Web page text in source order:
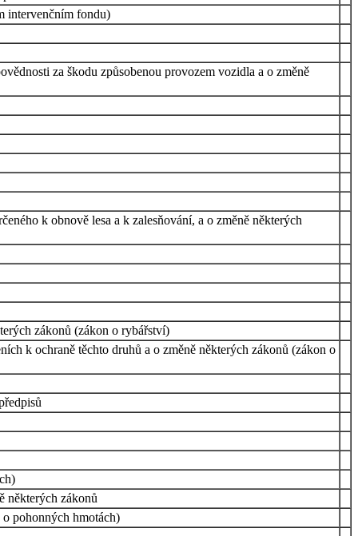
intervenčním fondu)
za škodu způsobenou provozem vozidla a o změně
k obnově lesa a k zalesňování, a o změně některých
zákonů (zákon o rybářství)
k ochraně těchto druhů a o změně některých zákonů (zákon o
některých zákonů
pohonných hmotách)